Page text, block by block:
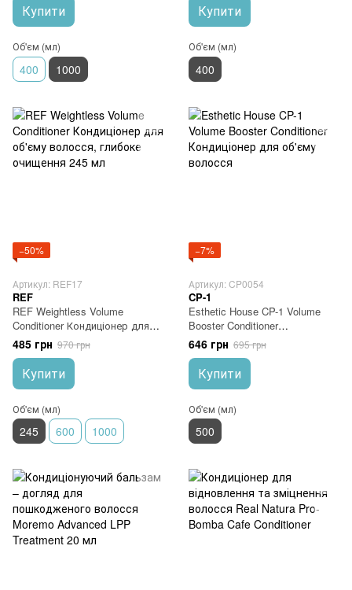
Купити
Об'єм (мл)
400 1000
Купити
Об'єм (мл)
400
−50%
Артикул: REF17
REF
REF Weightless Volume
Conditioner Кондиціонер для
об'єму волосся, глибоке
очищення 245 мл
485 грн 970 грн
Купити
Об'єм (мл)
245 600 1000
−7%
Артикул: CP0054
CP-1
Esthetic House CP-1 Volume
Booster Conditioner
Кондиціонер для об'єму
волосся
646 грн 695 грн
Купити
Об'єм (мл)
500